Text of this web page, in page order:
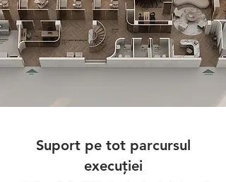
Suport pe tot parcursul
execuției